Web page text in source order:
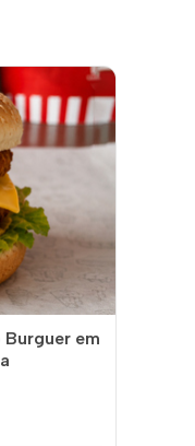
Burguer em